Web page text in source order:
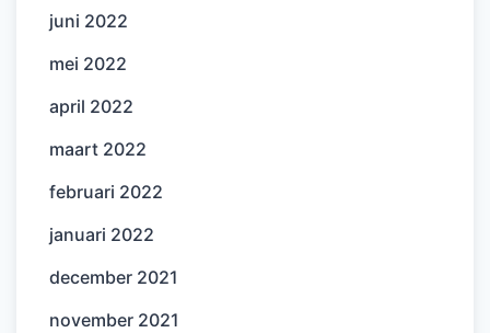
juni 2022
mei 2022
april 2022
maart 2022
februari 2022
januari 2022
december 2021
november 2021